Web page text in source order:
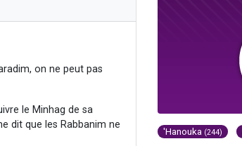
on ne peut pas
le Minhag de sa
dit que les Rabbanim ne
'Hanouka (244)